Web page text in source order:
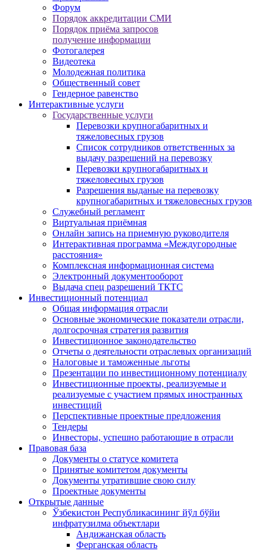
Форум
Порядок аккредитации СМИ
Порядок приёма запросов
получение информации
Фотогалерея
Видеотека
Молодежная политика
Общественный совет
Гендерное равенство
Интерактивные услуги
Государственные услуги
Перевозки крупногабаритных и
тяжеловесных грузов
Список сотрудников ответственных за
выдачу разрешений на перевозку
Перевозки крупногабаритных и
тяжеловесных грузов
Разрешения выданые на перевозку
крупногабаритных и тяжеловесных грузов
Служебный регламент
Виртуальная приёмная
Онлайн запись на приемную руководителя
Интерактивная программа «Междугородные
расстояния»
Комплексная информационная система
Электронный документооборот
Выдача спец разрешений ТКТС
Инвестиционный потенциал
Общая информация отрасли
Основные экономические показатели отрасли,
долгосрочная стратегия развития
Инвестиционное законодательство
Отчеты о деятельности отраслевых организаций
Налоговые и таможенные льготы
Презентации по инвестиционному потенциалу
Инвестиционные проекты, реализуемые и
реализуемые с участием прямых иностранных
инвестиций
Перспективные проектные предложения
Тендеры
Инвесторы, успешно работающие в отрасли
Правовая база
Документы о статусе комитета
Принятые комитетом документы
Документы утратившие свою силу
Проектные документы
Открытые данные
Ўзбекистон Республикасининг йўл бўйи
инфратузилма объектлари
Андижанская область
Ферганская область